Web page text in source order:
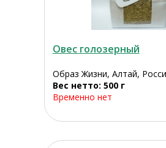
Овес голозерный
Образ Жизни, Алтай,
Вес нетто: 500 г
Временно нет